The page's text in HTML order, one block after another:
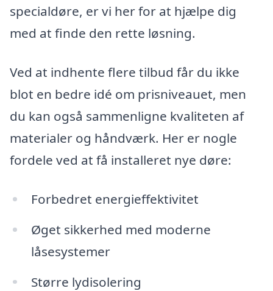
specialdøre, er vi her for at hjælpe dig
med at finde den rette løsning.
Ved at indhente flere tilbud får du ikke
blot en bedre idé om prisniveauet, men
du kan også sammenligne kvaliteten af
materialer og håndværk. Her er nogle
fordele ved at få installeret nye døre:
Forbedret energieffektivitet
Øget sikkerhed med moderne
låsesystemer
Større lydisolering